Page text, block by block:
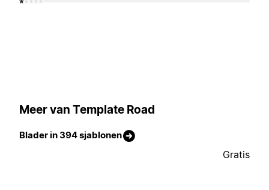
Meer van Template Road
Blader in 394 sjablonen
Gratis